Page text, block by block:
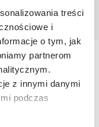
treści
i
o tym, jak
partnerom
z innymi danymi
podczas